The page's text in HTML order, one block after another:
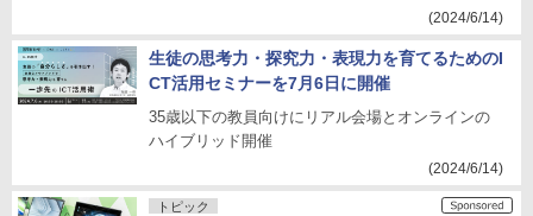
(2024/6/14)
生徒の思考力・探究力・表現力を育てるためのI
CT活用セミナーを7月6日に開催
35歳以下の教員向けにリアル会場とオンラインの
ハイブリッド開催
(2024/6/14)
トピック